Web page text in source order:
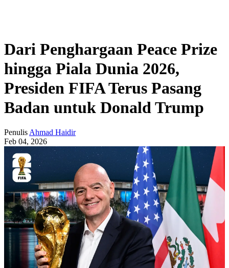
Dari Penghargaan Peace Prize
hingga Piala Dunia 2026,
Presiden FIFA Terus Pasang
Badan untuk Donald Trump
Penulis Ahmad Haidir
Feb 04, 2026